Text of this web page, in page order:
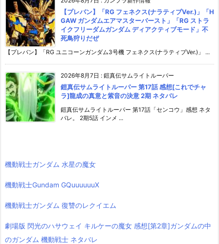
【プレバン】「RG フェネクス(ナラティブVer.)」「H
GAW ガンダムエアマスターバースト」「RG ストラ
イクフリーダムガンダム ディアクティブモード」不
死鳥狩りだぜ
【プレバン】「RG ユニコーンガンダム3号機 フェネクス(ナラティブVer.)」 ...
2026年8月7日 : 鎧真伝サムライトルーパー
鎧真伝サムライトルーパー 第17話 感想[これでチャ
ラ]龍成の真意と紫音の決意 2期 ネタバレ
鎧真伝サムライトルーパー 第17話「センコウ」感想 ネタ
バレ。 2期5話 インメ ...
機動戦士ガンダム 水星の魔女
機動戦士Gundam GQuuuuuuX
機動戦士ガンダム 復讐のレクイエム
劇場版 閃光のハサウェイ キルケーの魔女 感想[第2章]ガンダムの中
のガンダム 機動戦士 ネタバレ